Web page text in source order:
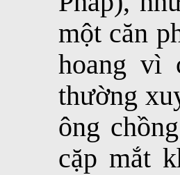
một căn
hoang vì
thường
ông
cặp mắt